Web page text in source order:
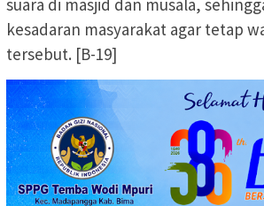
suara di masjid dan musala,
kesadaran masyarakat agar tetap
tersebut. [B-19]